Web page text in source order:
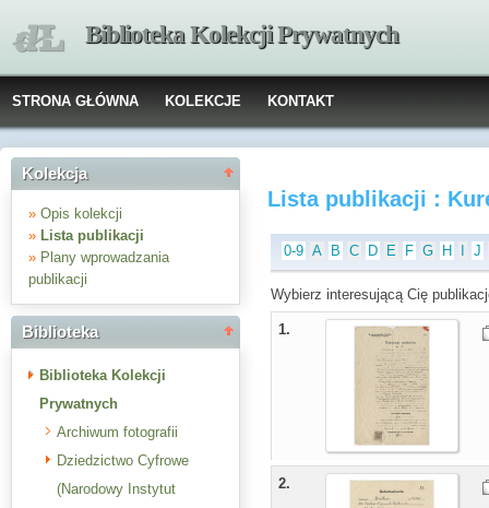
Biblioteka Kolekcji Prywatnych
STRONA GŁÓWNA KOLEKCJE KONTAKT
Kolekcja
» Opis kolekcji
» Lista publikacji
» Plany wprowadzania
publikacji
Biblioteka
Biblioteka Kolekcji
Prywatnych
Archiwum fotografii
Dziedzictwo Cyfrowe
(Narodowy Instytut
Lista publikacji :
0-9 A B C D E F G H J
Wybierz interesującą Cię
1.
2.